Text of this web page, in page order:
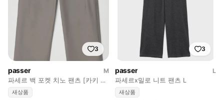
3
passer
M
파세르 백 포켓 치노 팬츠 [카키 그
레이]
새상품
3
passer
L
파세르x밀로 니트 팬츠 L
새상품